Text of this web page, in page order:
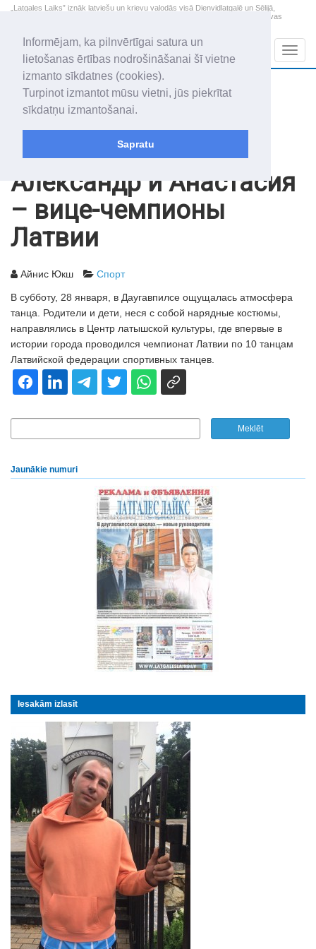
Informējam, ka pilnvērtīgai satura un
lietošanas ērtības nodrošināšanai šī vietne
izmanto sīkdatnes (cookies).
Turpinot izmantot mūsu vietni, jūs piekrītat
sīkdatņu izmantošanai.
Sapratu
„Latgales Laiks” iznāk latviešu un krievu valodās visā Dienvidlatgalē un Sēlijā,
„Latgales Laiks” latviešu valodā aptver Daugavpils valstspilsētu, Augšdaugavas
2026. gada 8. augusts
Sestdiena
Mudīte, Vladislava, Vladislavs
+12.4
Александр и Анастасия
– вице-чемпионы
Латвии
Айнис Юкш Спорт
В субботу, 28 января, в Даугавпилсе ощущалась атмосфера
танца. Родители и дети, неся с собой нарядные костюмы,
направлялись в Центр латышской культуры, где впервые в
истории города проводился чемпионат Латвии по 10 танцам
Латвийской федерации спортивных танцев.
Jaunākie numuri
Iesakām izlasīt